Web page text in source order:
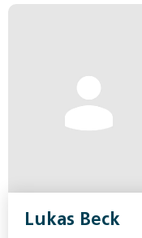
Lukas Beck